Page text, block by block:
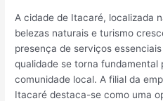
A cidade de Itacaré, localizada
belezas naturais e turismo
presença de serviços
qualidade se torna fundamental
comunidade local. A filial da
Itacaré destaca-se como uma